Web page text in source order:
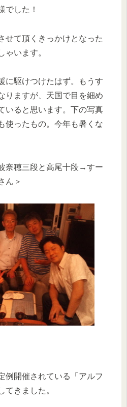
でした！
せて頂くきっかけとなった
ゃいます。
に駆けつけたはず。もうす
りますが、天国で目を細め
いると思います。下の写真
使ったもの。今年も暑くな
奈穂三段と高尾十段→すー
ん＞
例開催されている「アルフ
てきました。